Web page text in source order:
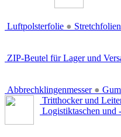
Luftpolsterfolie ● Stretchfolien
ZIP-Beutel für Lager und
Abbrechklingenmesser ●
Tritthocker und
Logistiktaschen und